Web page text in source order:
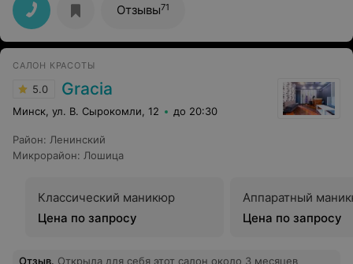
Отзывы71
САЛОН КРАСОТЫ
5.0 Gracia
Минск, ул. В. Сырокомли, 12 до 20:30
Район: Ленинский
Микрорайон: Лошица
Классический маникюр
Цена по запросу
Аппаратный
Цена по запросу
Отзыв. Открыла для себя этот салон около 3 месяцев